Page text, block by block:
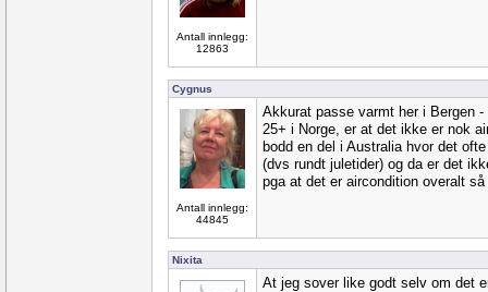
Antall innlegg:
12863
Cygnus
Antall innlegg:
44845
Akkurat passe varmt her i Bergen -
25+ i Norge, er at det ikke er nok
bodd en del i Australia hvor det
(dvs rundt juletider) og da er det
pga at det er aircondition overalt
Nixita
At jeg sover like godt selv om det